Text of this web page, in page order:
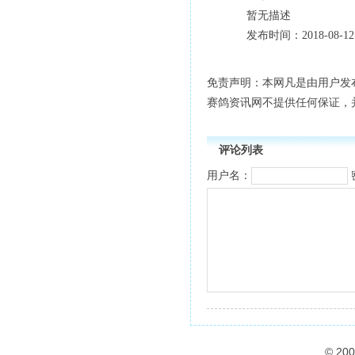
暂无描述
发布时间：2018-08-
免责声明：本网凡是由用户
赛鸽资讯网不提供任何保证
评论列表
用户名：
©